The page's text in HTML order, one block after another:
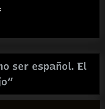
ser español. El
”